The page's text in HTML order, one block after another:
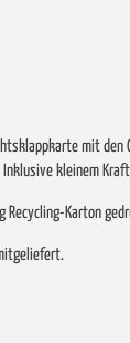
mit
kleinem
Recycling-Karton